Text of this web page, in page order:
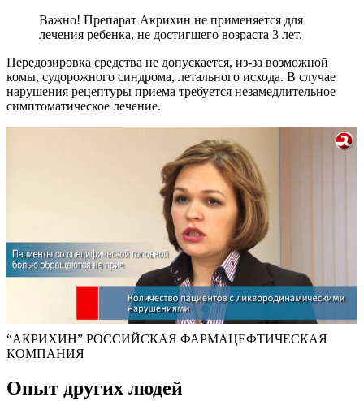
Важно! Препарат Акрихин не применяется для
лечения ребенка, не достигшего возраста 3 лет.
Передозировка средства не допускается, из-за возможной
комы, судорожного синдрома, летального исхода. В случае
нарушения рецептуры приема требуется незамедлительное
симптоматическое лечение.
“АКРИХИН” РОССИЙСКАЯ ФАРМАЦЕФТИЧЕСКАЯ
КОМПАНИЯ
Опыт других людей